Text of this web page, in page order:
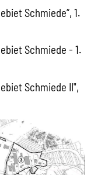
Schmiede“, 1.
Schmiede - 1.
Schmiede II",